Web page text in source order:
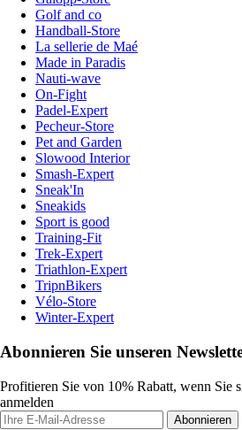
Golf and co
Handball-Store
La sellerie de Maé
Made in Paradis
Nauti-wave
On-Fight
Padel-Expert
Pecheur-Store
Pet and Garden
Slowood Interior
Smash-Expert
Sneak'In
Sneakids
Sport is good
Training-Fit
Trek-Expert
Triathlon-Expert
TripnBikers
Vélo-Store
Winter-Expert
Abonnieren Sie unseren
Profitieren Sie von 10% Rabatt, wenn Sie
anmelden
Abonnieren